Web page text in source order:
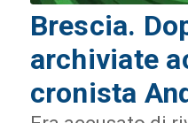
Brescia.
archiviate
cronista